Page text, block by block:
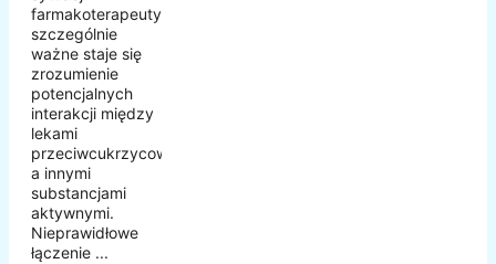
farmakoterapeutycznej
szczególnie
ważne staje się
zrozumienie
potencjalnych
interakcji między
lekami
przeciwcukrzycowymi
a innymi
substancjami
aktywnymi.
Nieprawidłowe
łączenie ...